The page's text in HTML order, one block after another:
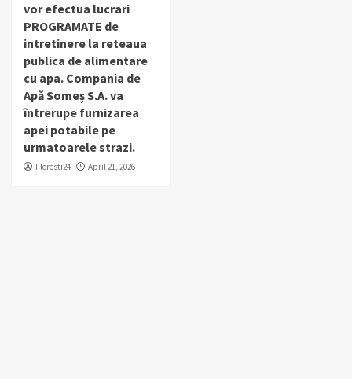
vor efectua lucrari
PROGRAMATE de
intretinere la reteaua
publica de alimentare
cu apa. Compania de
Apă Someș S.A. va
întrerupe furnizarea
apei potabile pe
urmatoarele strazi.
Floresti24 April 21, 2026